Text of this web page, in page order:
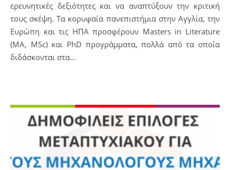
ερευνητικές δεξιότητες και να αναπτύξουν την κριτική
τους σκέψη. Τα κορυφαία πανεπιστήμια στην Αγγλία, την
Ευρώπη και τις ΗΠΑ προσφέρουν Masters in Literature
(MA, MSc) και PhD προγράμματα, πολλά από τα οποία
διδάσκονται στα...